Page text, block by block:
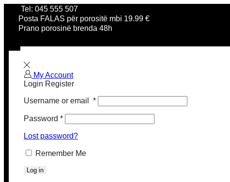
Tel: 045 555 507
Posta FALAS për porositë mbi 19.99 €
Prano porosinë brenda 48h
My Account
Login Register
Username or email *
Password *
Lost password?
Remember Me
Log in